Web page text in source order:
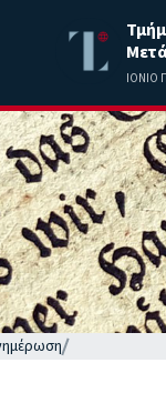
ΙΟΝΙΟ